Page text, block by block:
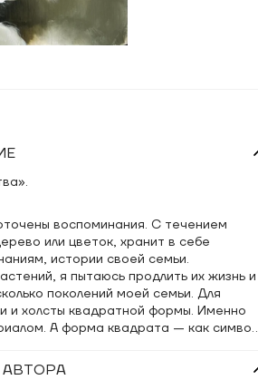
воспоминания. С течением
или цветок, хранит в себе
истории своей семьи.
я пытаюсь продлить их жизнь и
поколений моей семьи. Для
и холсты квадратной формы. Именно
А форма квадрата — как символ
или собственных воспоминаний.